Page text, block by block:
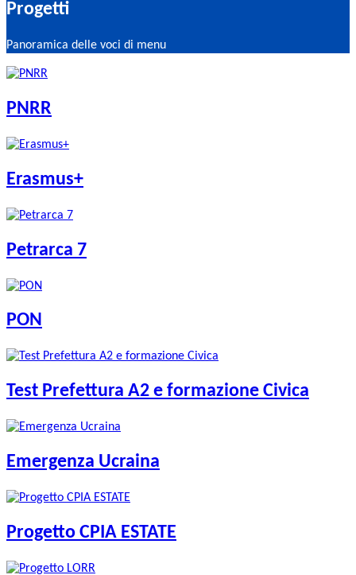
Progetti
Panoramica delle voci di menu
PNRR
Erasmus+
Petrarca 7
PON
Test Prefettura A2 e formazione Civica
Emergenza Ucraina
Progetto CPIA ESTATE